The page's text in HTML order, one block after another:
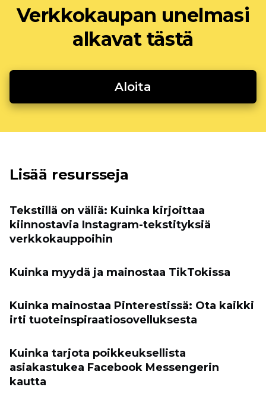
Verkkokaupan unelmasi
alkavat tästä
Aloita
Lisää resursseja
Tekstillä on väliä: Kuinka kirjoittaa
kiinnostavia Instagram-tekstityksiä
verkkokauppoihin
Kuinka myydä ja mainostaa TikTokissa
Kuinka mainostaa Pinterestissä: Ota kaikki
irti tuoteinspiraatiosovelluksesta
Kuinka tarjota poikkeuksellista
asiakastukea Facebook Messengerin
kautta